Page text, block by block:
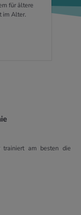
für ältere
im Alter.
am besten die